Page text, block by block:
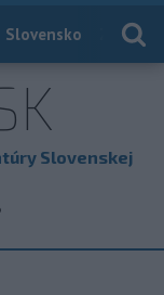
Slovensko
Slovenskej